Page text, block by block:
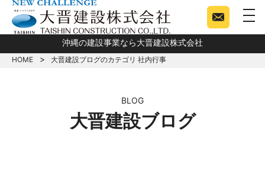
沖縄の建設事業なら大晋建設株式会社
HOME 大晋建設ブログのカテゴリ 社内行事
BLOG
大晋建設ブログ